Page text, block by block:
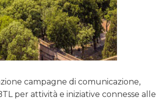
campagne di comunicazione,
per attività e iniziative connesse alle